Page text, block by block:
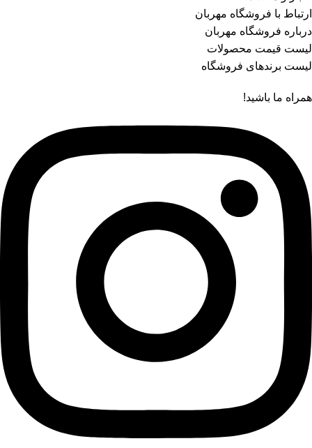
ارتباط با فروشگاه مهربان
درباره فروشگاه مهربان
لیست قیمت محصولات
لیست برندهای فروشگاه
همراه ما باشید!